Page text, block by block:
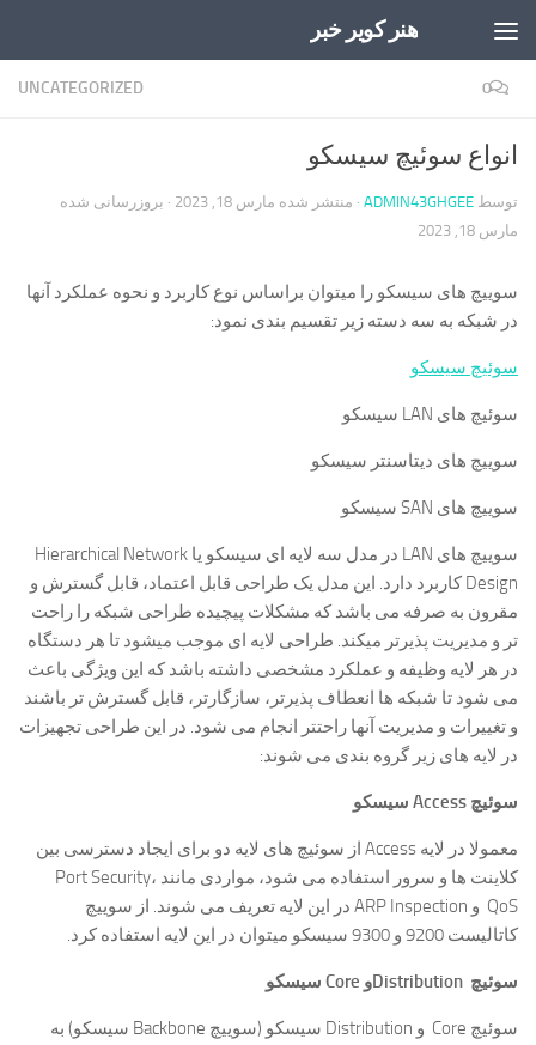
هنر کویر خبر
UNCATEGORIZED 0
انواع سوئیچ سیسکو
توسط ADMIN43GHGEE · منتشر شده مارس 18, 2023
· بروزرسانی شده
مارس 18, 2023
سوییچ های سیسکو را میتوان براساس نوع کاربرد و نحوه عملکرد آنها
در شبکه به سه دسته زیر تقسیم بندی نمود:
سوئیچ سیسکو
سوئیچ های LAN سیسکو
سوییچ های دیتاسنتر سیسکو
سوییچ های SAN سیسکو
سوییچ های LAN در مدل سه لایه ای سیسکو یا Hierarchical Network
Design کاربرد دارد. این مدل یک طراحی قابل اعتماد، قابل گسترش و
مقرون به صرفه می باشد که مشکلات پیچیده طراحی شبکه را راحت
تر و مدیریت پذیرتر میکند. طراحی لایه ای موجب میشود تا هر دستگاه
در هر لایه وظیفه و عملکرد مشخصی داشته باشد که این ویژگی باعث
می شود تا شبکه ها انعطاف پذیرتر، سازگارتر، قابل گسترش تر باشند
و تغییرات و مدیریت آنها راحتتر انجام می شود. در این طراحی تجهیزات
در لایه های زیر گروه بندی می شوند:
سوئیچ Access سیسکو
معمولا در لایه Access از سوئیچ های لایه دو برای ایجاد دسترسی بین
کلاینت ها و سرور استفاده می شود، مواردی مانند Port Security،
QoS و ARP Inspection در این لایه تعریف می شوند. از سوییچ
کاتالیست 9200 و 9300 سیسکو میتوان در این لایه استفاده کرد.
سوئیچ Distributionو Core سیسکو
سوئیچ Core و Distribution سیسکو (سوییچ Backbone سیسکو) به